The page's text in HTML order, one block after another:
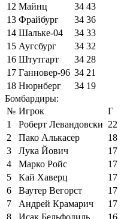
12 Майнц 34 43
13 Фрайбург 34 36
14 Шальке-04 34 33
15 Аугсбург 34 32
16 Штутгарт 34 28
17 Ганновер-96 34 21
18 Нюрнберг 34 19
Бомбардиры:
№ Игрок
Г
1
Роберт Левандовски 22
2
Пако Алькасер
18
3
Лука Йович
17
4
Марко Ройс
17
5
Кай Хаверц
17
6
Ваутер Вегорст
17
7
Андрей Крамарич
17
8
Исак Бельфодиль
16